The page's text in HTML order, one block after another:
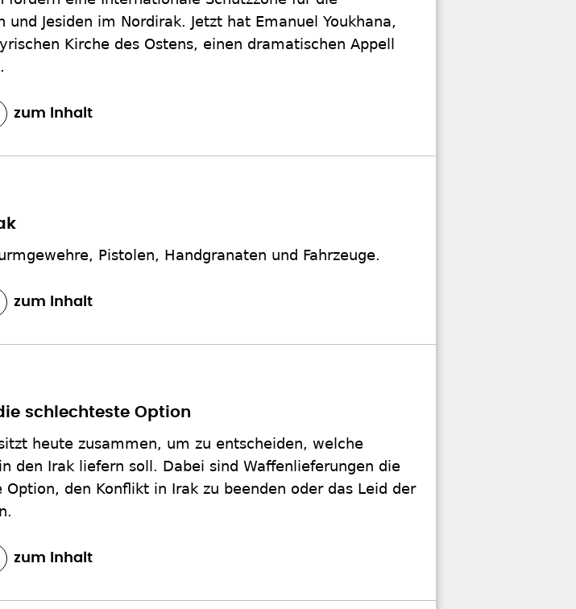
Jesiden im Nordirak. Jetzt hat Emanuel Youkhana,
Kirche des Ostens, einen dramatischen Appell
zum Inhalt
Pistolen, Handgranaten und Fahrzeuge.
zum Inhalt
schlechteste Option
heute zusammen, um zu entscheiden, welche
den Irak liefern soll. Dabei sind Waffenlieferungen die
Option, den Konflikt in Irak zu beenden oder das Leid der
zum Inhalt